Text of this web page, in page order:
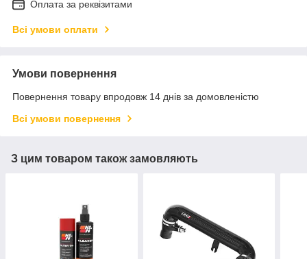
Оплата за реквізитами
Всі умови оплати
Умови повернення
Повернення товару впродовж 14 днів за домовленістю
Всі умови повернення
З цим товаром також замовляють